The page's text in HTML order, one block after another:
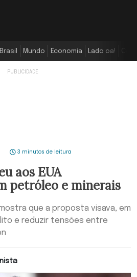
Brasil Mundo Economia Lado oa!
3 minutos de leitura
aos EUA
petróleo e minerais
que a proposta visava, em
e reduzir tensões entre